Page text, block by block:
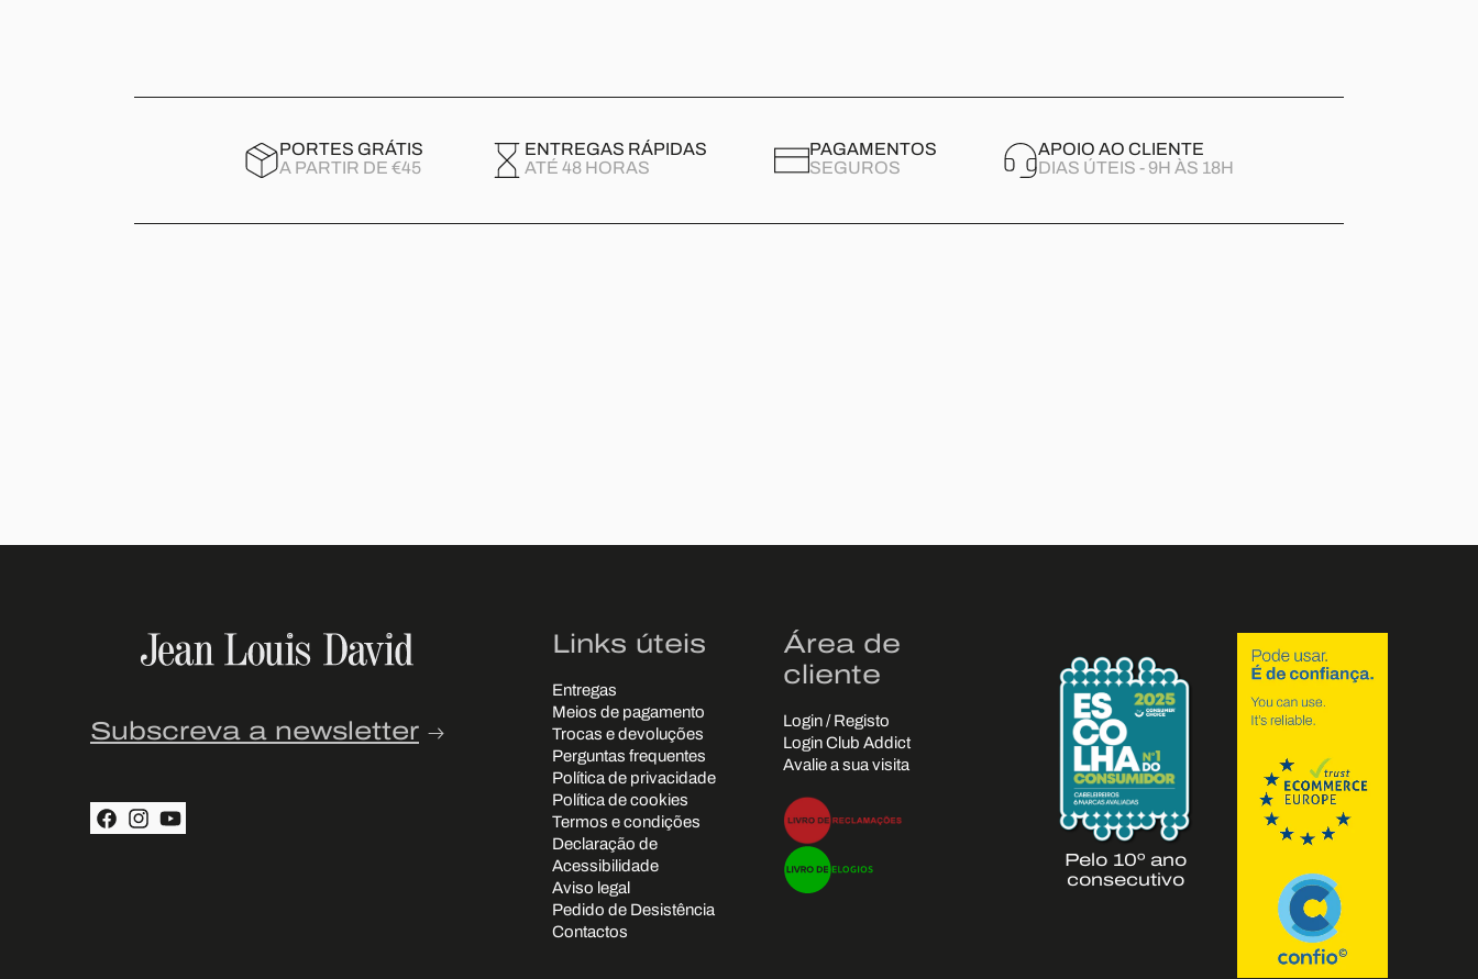
PORTES GRÁTIS
A PARTIR DE €45
ENTREGAS RÁPIDAS
ATÉ 48 HORAS
PAGAMENTOS
SEGUROS
APOIO AO CLIENTE
DIAS ÚTEIS - 9H ÀS 18H
Subscreva a newsletter
Facebook
Instagram
YouTube
Links úteis
Entregas
Meios de pagamento
Trocas e devoluções
Perguntas frequentes
Política de privacidade
Política de cookies
Termos e condições
Declaração de
Acessibilidade
Aviso legal
Pedido de Desistência
Contactos
Área de
cliente
Login / Registo
Login Club Addict
Avalie a sua visita
Pelo 10º ano
consecutivo